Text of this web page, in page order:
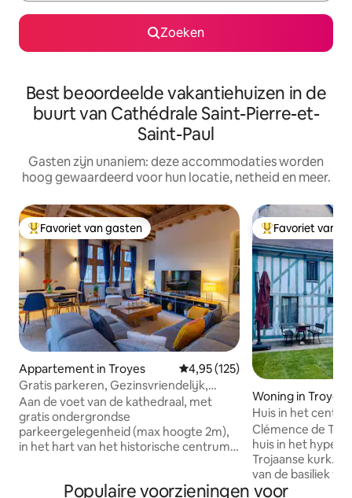
Zoeken
Best beoordeelde vakantiehuizen in de
buurt van Cathédrale Saint-Pierre-et-
Saint-Paul
Gasten zijn unaniem: deze accommodaties worden
hoog gewaardeerd voor hun locatie, netheid en meer.
Topfavoriet van gasten
Favoriet van gasten
Appartement in Troyes Gemiddelde beoordeling van
4,95 (125)
Gratis parkeren, Gezinsvriendelijk,
Uitzicht op de kathedraal
Aan de voet van de kathedraal, met
gratis ondergrondse
parkeergelegenheid (max hoogte 2m),
in het hart van het historische centrum,
musea, restaurants, Cité du Vitrail,
Topfavoriet van
Favoriet van
Woning in Troyes
Huis in het
Clémence de
huis in het
Trojaanse kurk.
van de basiliek
ideaal gelegen
Populaire voorzieningen voor